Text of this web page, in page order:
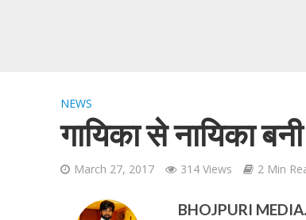
NEWS
गायिका से नायिका बनी
March 27, 2017 314 Views 2 Min
BHOJPURI